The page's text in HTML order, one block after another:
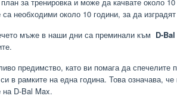
необходими около 10 години, за да
мъже в наши дни са преминали към D-
предимство, като ви помага да спечелите
в рамките на една година. Това означава,
D-Bal Max.